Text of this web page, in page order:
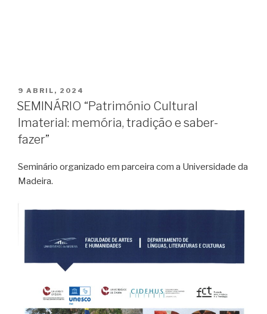
PUBLICADO
EM
9 ABRIL, 2024
SEMINÁRIO “Património Cultural
Imaterial: memória, tradição e saber-
fazer”
Seminário organizado em parceira com a Universidade da
Madeira.